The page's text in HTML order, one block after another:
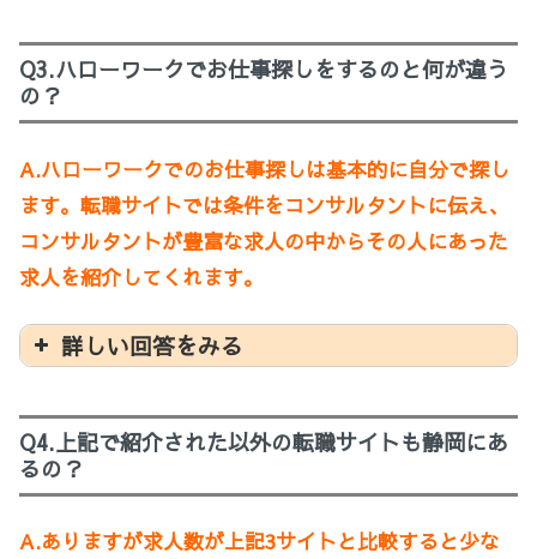
Q3.ハローワークでお仕事探しをするのと何が違う
の？
A.ハローワークでのお仕事探しは基本的に自分で探し
ます。転職サイトでは条件をコンサルタントに伝え、
コンサルタントが豊富な求人の中からその人にあった
求人を紹介してくれます。
詳しい回答をみる
Q4.上記で紹介された以外の転職サイトも静岡にあ
るの？
A.ありますが求人数が上記3サイトと比較すると少な